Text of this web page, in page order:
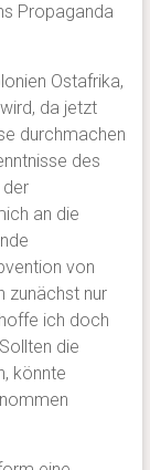
Propaganda
Ostafrika,
da jetzt
durchmachen
des
der
an die
von
zunächst nur
ich doch
die
könnte